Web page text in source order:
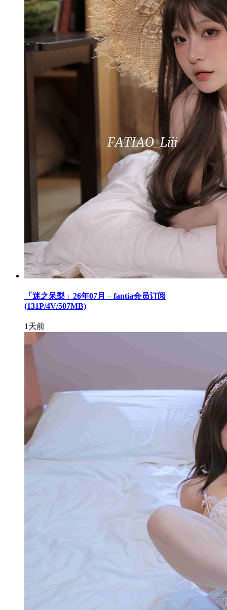
「迷之呆梨」26年07月 – fantia会员订阅
(131P/4V/507MB)
1天前